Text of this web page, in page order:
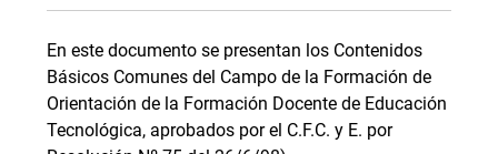
En este documento se presentan los Contenidos
Básicos Comunes del Campo de la Formación de
Orientación de la Formación Docente de Educación
Tecnológica, aprobados por el C.F.C. y E. por